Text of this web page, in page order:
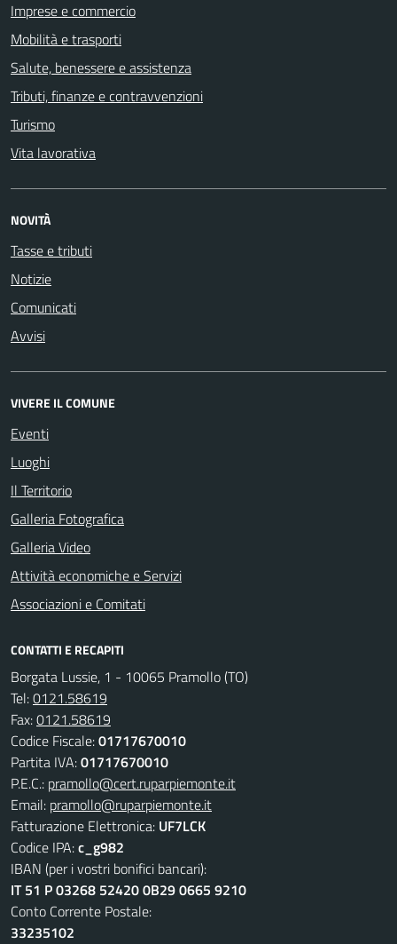
Imprese e commercio
Mobilità e trasporti
Salute, benessere e assistenza
Tributi, finanze e contravvenzioni
Turismo
Vita lavorativa
NOVITÀ
Tasse e tributi
Notizie
Comunicati
Avvisi
VIVERE IL COMUNE
Eventi
Luoghi
Il Territorio
Galleria Fotografica
Galleria Video
Attività economiche e Servizi
Associazioni e Comitati
CONTATTI E RECAPITI
Borgata Lussie, 1 - 10065 Pramollo (TO)
Tel:0121.58619
Fax:0121.58619
Codice Fiscale:01717670010
Partita IVA:01717670010
P.E.C.: pramollo@cert.ruparpiemonte.it
Email: pramollo@ruparpiemonte.it
Fatturazione Elettronica: UF7LCK
Codice IPA:c_g982
IBAN (per i vostri bonifici bancari):
IT 51 P 03268 52420 0B29 0665 9210
Conto Corrente Postale:
33235102